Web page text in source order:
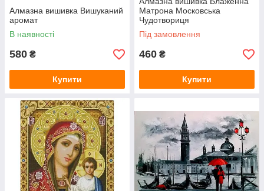
Алмазна вишивка Вишуканий
аромат
В наявності
580 ₴
Купити
Матрона Московська
Чудотвориця
Під замовлення
460 ₴
Купити